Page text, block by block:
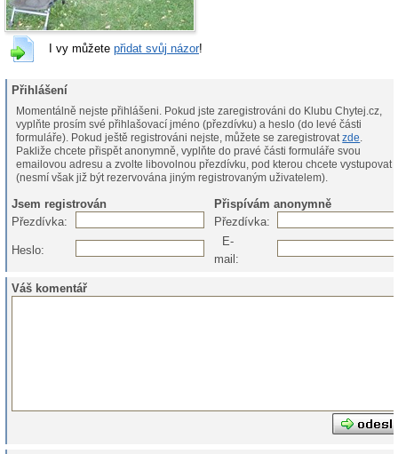
I vy můžete přidat svůj názor!
Přihlášení
Momentálně nejste přihlášeni. Pokud jste zaregistrováni do Klubu Chytej.cz,
vyplňte prosím své přihlašovací jméno (přezdívku) a heslo (do levé části
formuláře). Pokud ještě registrováni nejste, můžete se zaregistrovatzde.
Pakliže chcete přispět anonymně, vyplňte do pravé části formuláře svou
emailovou adresu a zvolte libovolnou přezdívku, pod kterou chcete vystupovat
(nesmí však již být rezervována jiným registrovaným uživatelem).
Jsem registrován
Přispívám anonymně
Přezdívka:
Přezdívka:
Heslo:
E-
mail:
Váš komentář